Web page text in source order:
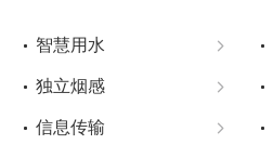
智慧用水
独立烟感
信息传输